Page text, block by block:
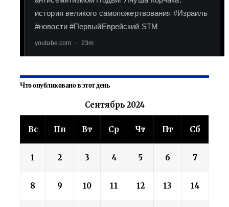
Что опубликовано в этот день
Сентябрь 2024
Вс Пн Вт Ср Чт Пт Сб
1 2 3 4 5 6 7
8 9 10 11 12 13 14